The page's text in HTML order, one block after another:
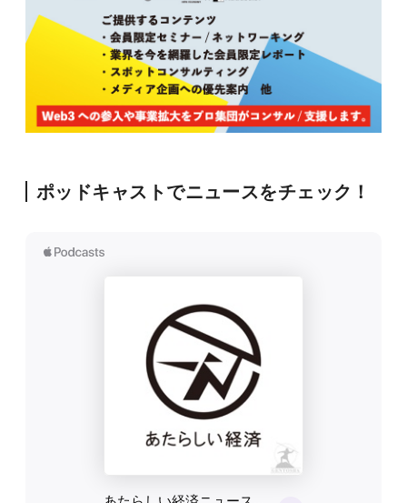
ポッドキャストでニュースをチェック！